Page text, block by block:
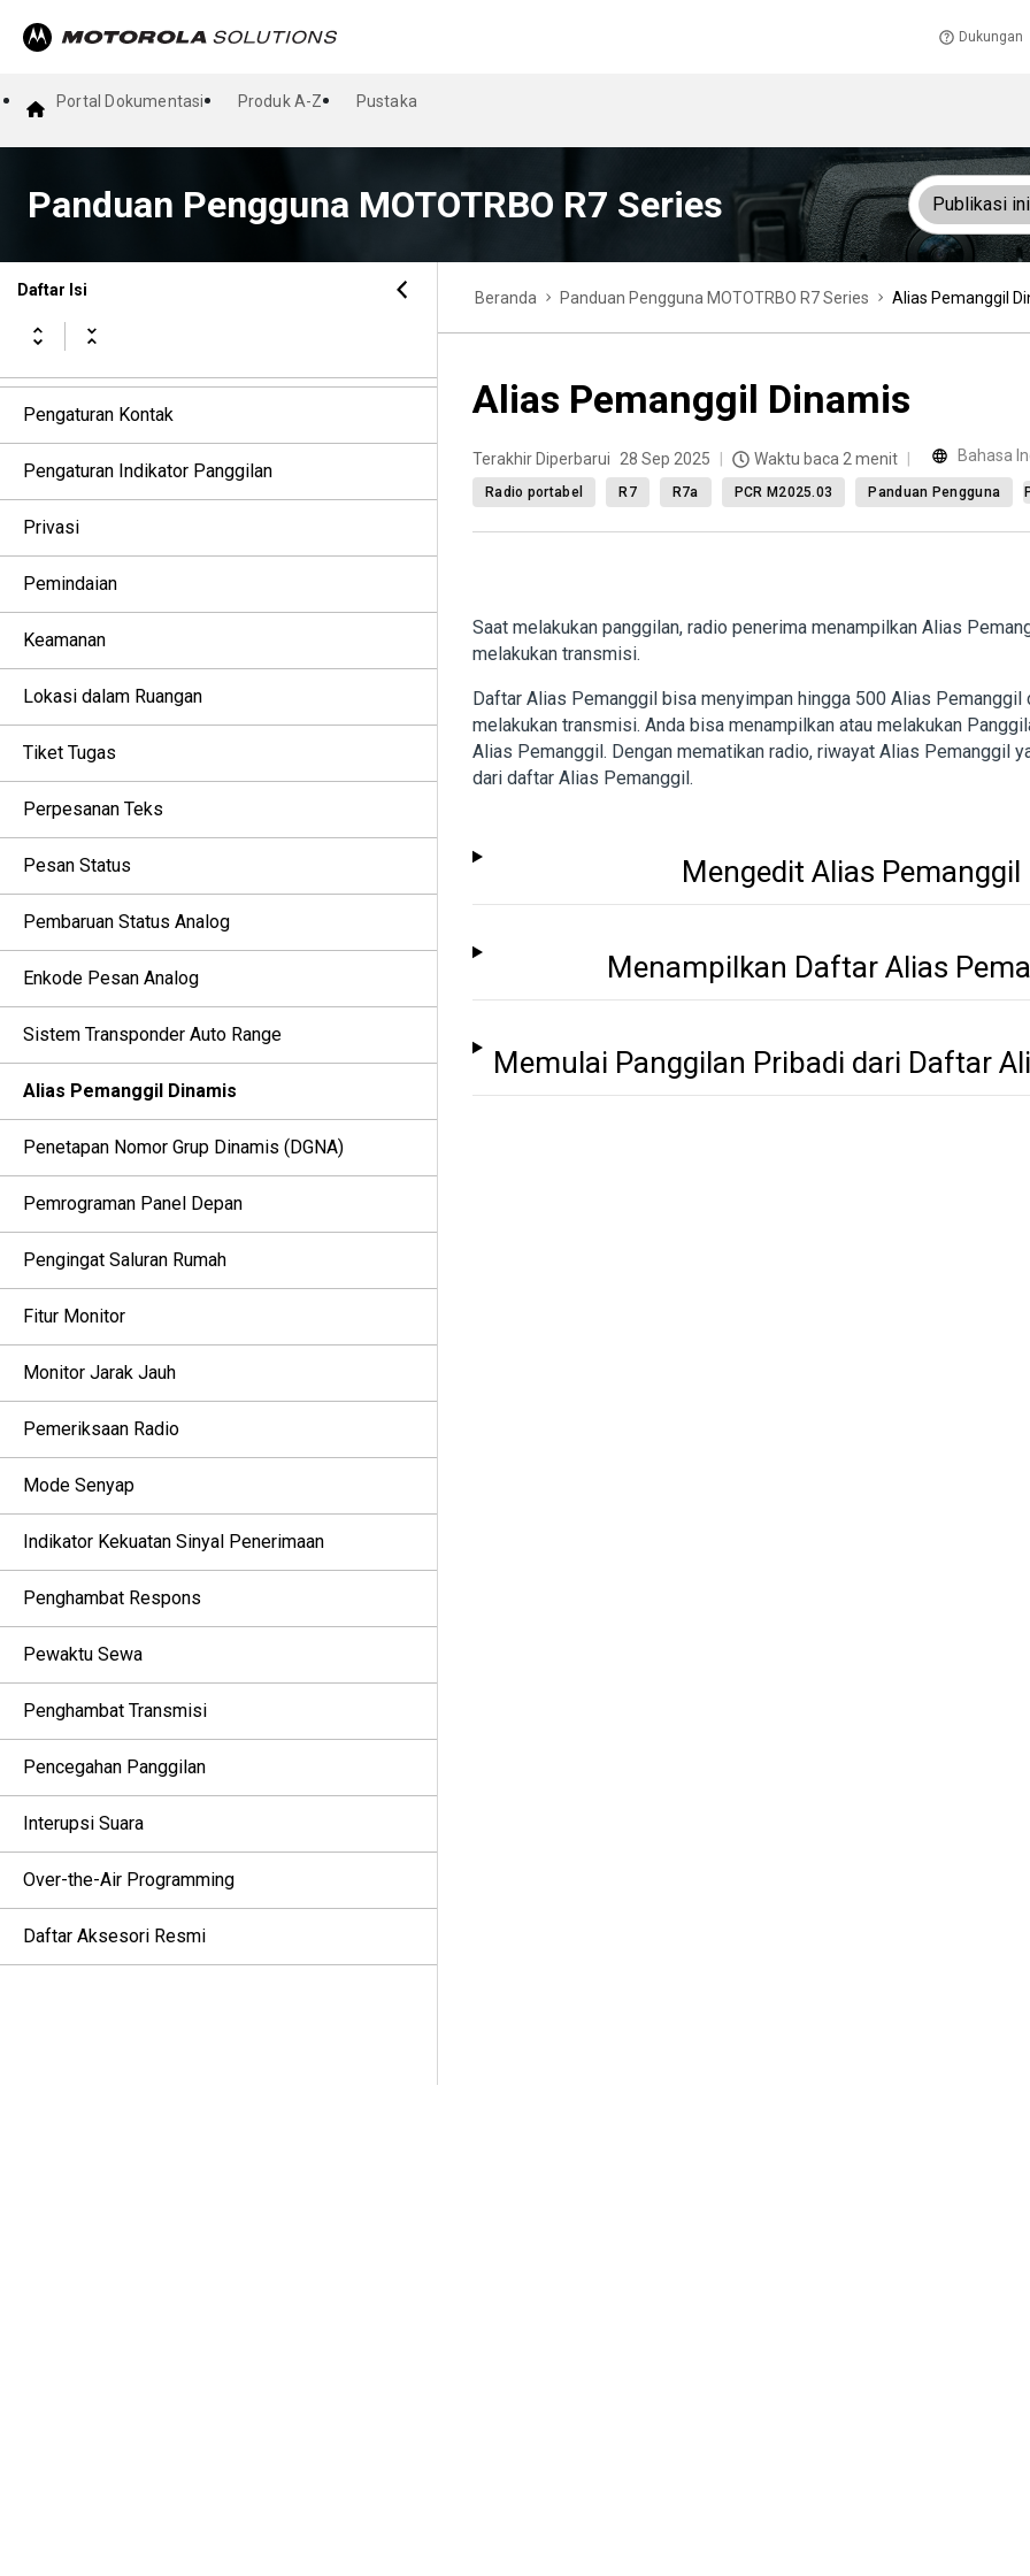
Dukungan
Portal Dokumentasi Produk A-Z Pustaka
Panduan Pengguna MOTOTRBO R7 Series Publikasi ini
Daftar Isi
Operasi Darurat
Operasi Peringatan Panggilan
Antrean Panggilan
Panggilan Prioritas
Pengaturan Kontak
Pengaturan Indikator Panggilan
Privasi
Pemindaian
Keamanan
Lokasi dalam Ruangan
Tiket Tugas
Perpesanan Teks
Pesan Status
Pembaruan Status Analog
Enkode Pesan Analog
Sistem Transponder Auto Range
Alias Pemanggil Dinamis
Penetapan Nomor Grup Dinamis (DGNA)
Pemrograman Panel Depan
Pengingat Saluran Rumah
Fitur Monitor
Monitor Jarak Jauh
Pemeriksaan Radio
Mode Senyap
Indikator Kekuatan Sinyal Penerimaan
Penghambat Respons
Pewaktu Sewa
Penghambat Transmisi
Pencegahan Panggilan
Interupsi Suara
Over-the-Air Programming
Daftar Aksesori Resmi
Beranda Panduan Pengguna MOTOTRBO R7 Series Alias Pemanggil
Alias Pemanggil Dinamis
Terakhir Diperbarui 28 Sep 2025 Waktu baca 2 menit Bahasa
Radio portabel R7 R7a PCR M2025.03 Panduan Pengguna
Saat melakukan panggilan, radio penerima menampilkan Alias
melakukan transmisi.
Daftar Alias Pemanggil bisa menyimpan hingga 500 Alias Pemanggil
melakukan transmisi. Anda bisa menampilkan atau melakukan
Alias Pemanggil. Dengan mematikan radio, riwayat Alias Pemanggil
dari daftar Alias Pemanggil.
Mengedit Alias Pemanggil
Menampilkan Daftar Alias
Memulai Panggilan Pribadi dari Daftar